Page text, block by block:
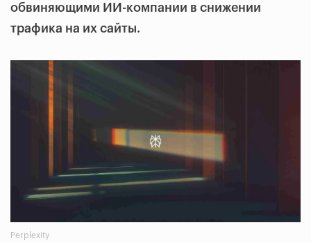
обвиняющими ИИ-компании в снижении
трафика на их сайты.
Perplexity